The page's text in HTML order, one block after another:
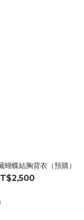
蝶結胸背衣（預購）